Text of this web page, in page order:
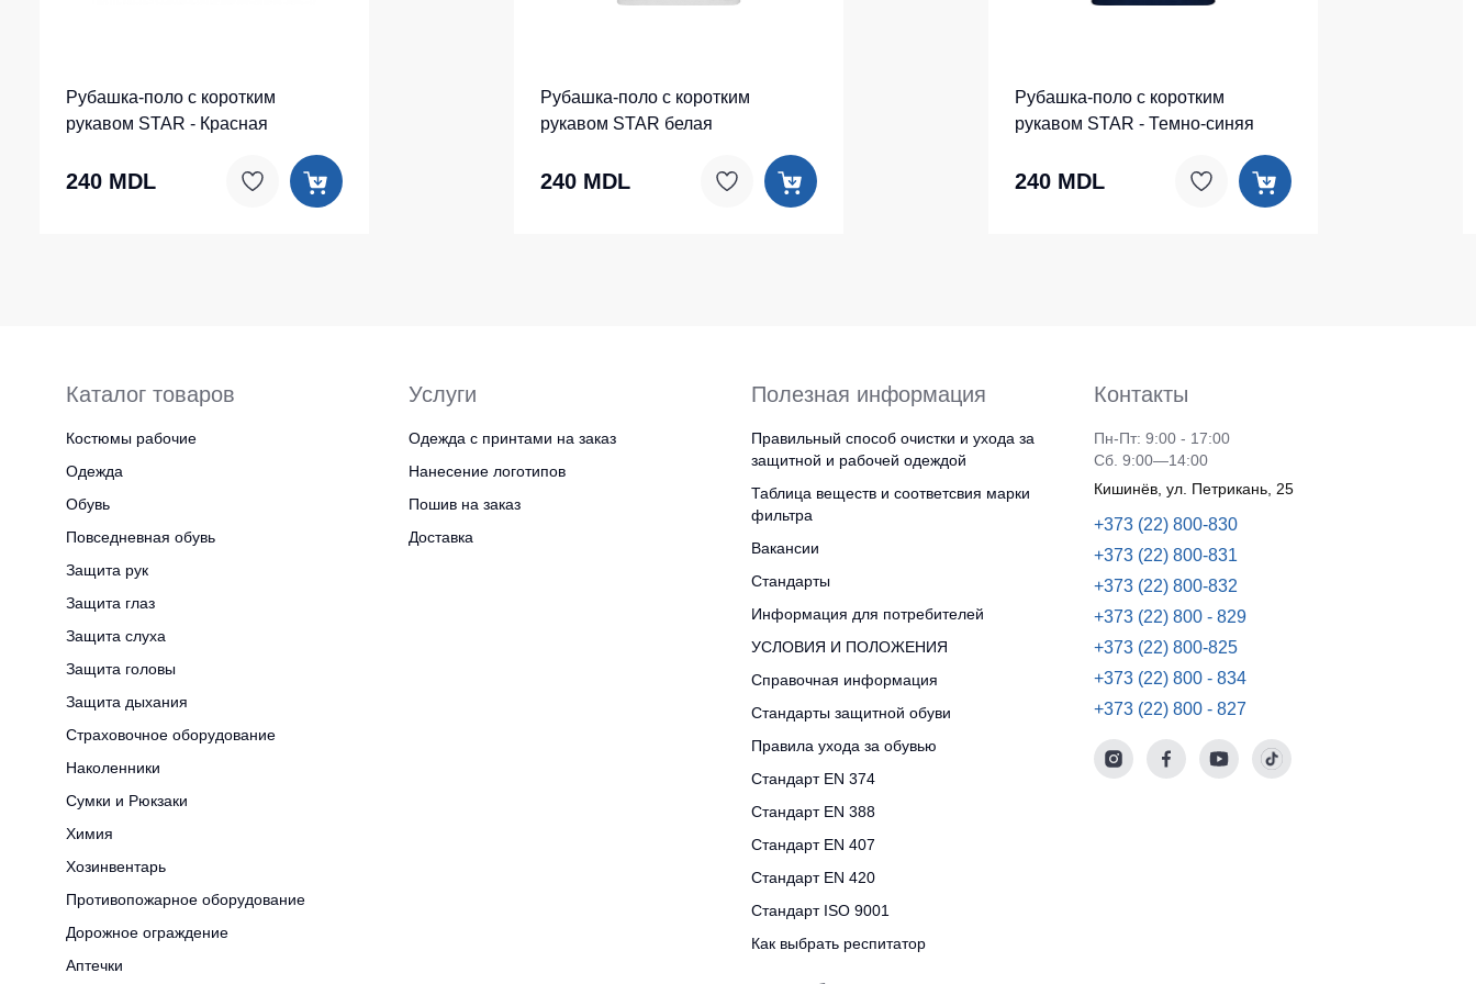
Рубашка-поло c коротким
рукавом STAR - Красная
240 MDL
Рубашка-поло c коротким
рукавом STAR белая
240 MDL
Рубашка-поло c коротким
рукавом STAR - Темно-синяя
240 MDL
Каталог товаров
Костюмы рабочие
Одежда
Обувь
Повседневная обувь
Защита рук
Защита глаз
Защита слуха
Защита головы
Защита дыхания
Страховочное оборудование
Наколенники
Сумки и Рюкзаки
Химия
Хозинвентарь
Противопожарное оборудование
Дорожное ограждение
Аптечки
Услуги
Одежда с принтами на заказ
Нанесение логотипов
Пошив на заказ
Доставка
Полезная информация
Правильный способ очистки и ухода за
защитной и рабочей одеждой
Таблица веществ и соответсвия марки
фильтра
Вакансии
Стандарты
Информация для потребителей
УСЛОВИЯ И ПОЛОЖЕНИЯ
Справочная информация
Стандарты защитной обуви
Правила ухода за обувью
Стандарт EN 374
Стандарт EN 388
Стандарт EN 407
Стандарт EN 420
Стандарт ISO 9001
Как выбрать респитатор
Контакты
Пн-Пт: 9:00 - 17:00
Сб. 9:00—14:00
Кишинёв, ул. Петрикань, 25
+373 (22) 800-830
+373 (22) 800-831
+373 (22) 800-832
+373 (22) 800 - 829
+373 (22) 800-825
+373 (22) 800 - 834
+373 (22) 800 - 827